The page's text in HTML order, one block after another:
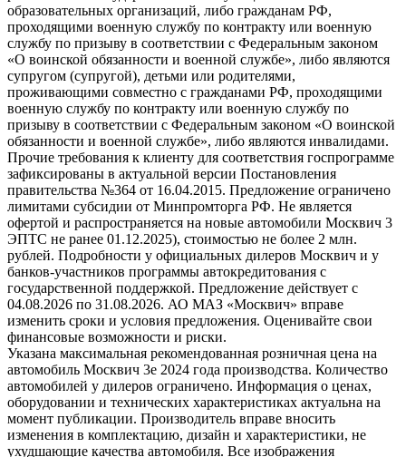
образовательных организаций, либо гражданам РФ,
проходящими военную службу по контракту или военную
службу по призыву в соответствии с Федеральным законом
«О воинской обязанности и военной службе», либо являются
супругом (супругой), детьми или родителями,
проживающими совместно с гражданами РФ, проходящими
военную службу по контракту или военную службу по
призыву в соответствии с Федеральным законом «О воинской
обязанности и военной службе», либо являются инвалидами.
Прочие требования к клиенту для соответствия госпрограмме
зафиксированы в актуальной версии Постановления
правительства №364 от 16.04.2015. Предложение ограничено
лимитами субсидии от Минпромторга РФ. Не является
офертой и распространяется на новые автомобили Москвич 3
ЭПТС не ранее 01.12.2025), стоимостью не более 2 млн.
рублей. Подробности у официальных дилеров Москвич и у
банков-участников программы автокредитования с
государственной поддержкой. Предложение действует с
04.08.2026 по 31.08.2026. АО МАЗ «Москвич» вправе
изменить сроки и условия предложения. Оценивайте свои
финансовые возможности и риски.
Указана максимальная рекомендованная розничная цена на
автомобиль Москвич 3e 2024 года производства. Количество
автомобилей у дилеров ограничено. Информация о ценах,
оборудовании и технических характеристиках актуальна на
момент публикации. Производитель вправе вносить
изменения в комплектацию, дизайн и характеристики, не
ухудшающие качества автомобиля. Все изображения